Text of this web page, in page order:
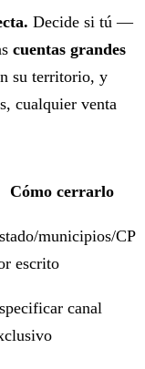
Decide si tú —
cuentas grandes
su territorio, y
cualquier venta
Cómo cerrarlo
municipios/CP
escrito
canal